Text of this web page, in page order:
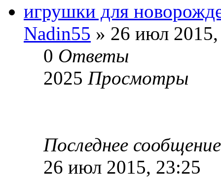
игрушки для
Nadin55 » 26 июл
0 Ответы
2025 Просмотры
Последнее
26 июл 2015, 23:25